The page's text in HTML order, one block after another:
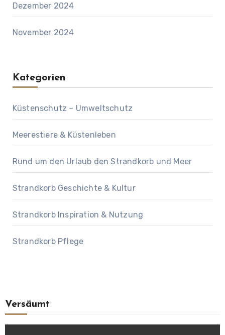
Dezember 2024
November 2024
Kategorien
Küstenschutz – Umweltschutz
Meerestiere & Küstenleben
Rund um den Urlaub den Strandkorb und Meer
Strandkorb Geschichte & Kultur
Strandkorb Inspiration & Nutzung
Strandkorb Pflege
Versäumt